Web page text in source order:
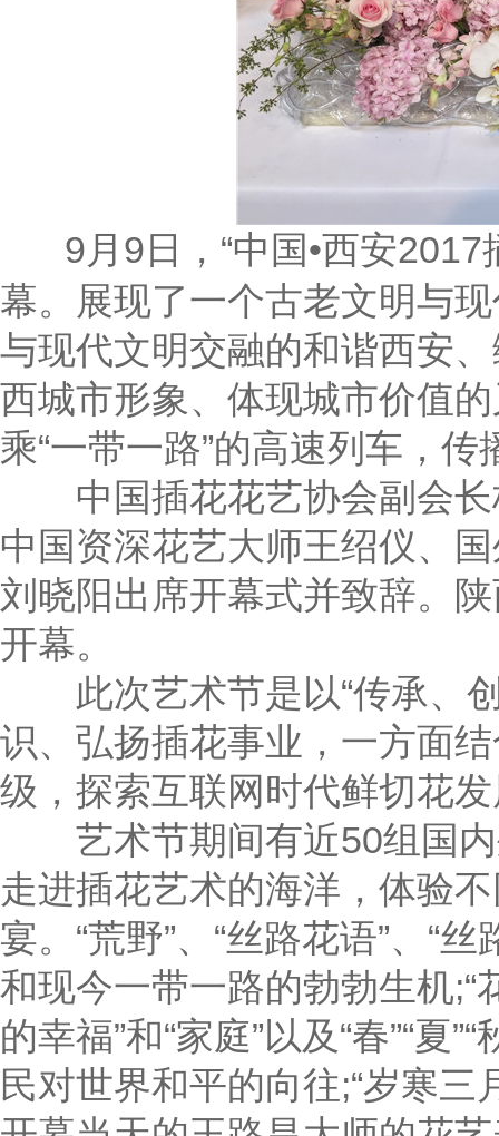
9月9日，“中国•西安
幕。展现了一个古老文明与
与现代文明交融的和谐西安
西城市形象、体现城市价值
乘“一带一路”的高速列车，
中国插花花艺协会副会长
中国资深花艺大师王绍仪、
刘晓阳出席开幕式并致辞。
开幕。
此次艺术节是以“传承、创
识、弘扬插花事业，一方面
级，探索互联网时代鲜切花
艺术节期间有近50组国内
走进插花艺术的海洋，体验
宴。“荒野”、“丝路花语”、“
和现今一带一路的勃勃生机;“
的幸福”和“家庭”以及“春”“夏
民对世界和平的向往;“岁寒三